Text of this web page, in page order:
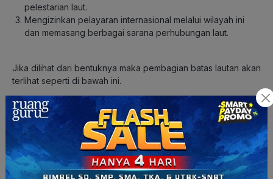
pelestarian laut.
Mengizinkan pelayaran internasional melalui wilayah ini
dan memasang berbagai sarana perhubungan laut.
Jika dilihat dari bentuknya maka pembagian batas lautan akan
terlihat seperti di bawah ini.